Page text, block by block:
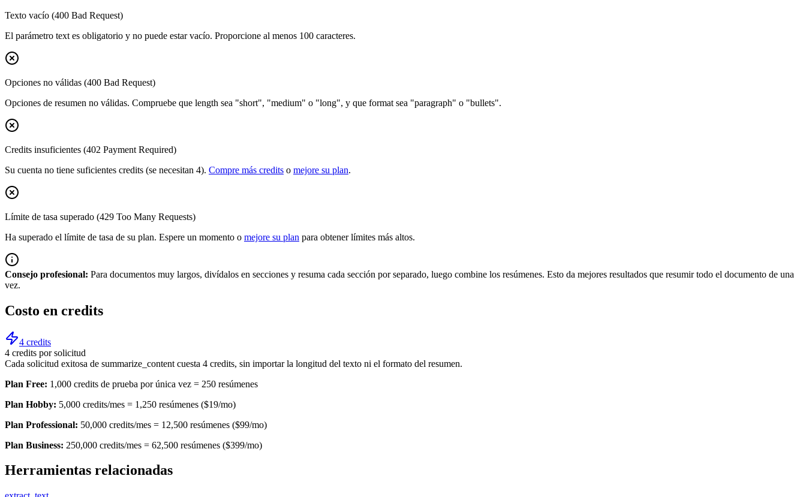
Texto vacío (400 Bad Request)
El parámetro text es obligatorio y no puede estar vacío. Proporcione al menos 100 caracteres.
Opciones no válidas (400 Bad Request)
Opciones de resumen no válidas. Compruebe que length sea "short", "medium" o "long", y que format sea "paragraph" o "bullets".
Credits insuficientes (402 Payment Required)
Su cuenta no tiene suficientes credits (se necesitan 4). Compre más credits o mejore su plan.
Límite de tasa superado (429 Too Many Requests)
Ha superado el límite de tasa de su plan. Espere un momento o mejore su plan para obtener límites más altos.
Consejo profesional: Para documentos muy largos, divídalos en secciones y resuma cada sección por separado, luego combine los resúmenes. Esto da mejores resultados que resumir todo el documento de una
vez.
Costo en credits
4 credits
4 credits por solicitud
Cada solicitud exitosa de summarize_content cuesta 4 credits, sin importar la longitud del texto ni el formato del resumen.
Plan Free: 1,000 credits de prueba por única vez = 250 resúmenes
Plan Hobby: 5,000 credits/mes = 1,250 resúmenes ($19/mo)
Plan Professional: 50,000 credits/mes = 12,500 resúmenes ($99/mo)
Plan Business: 250,000 credits/mes = 62,500 resúmenes ($399/mo)
Herramientas relacionadas